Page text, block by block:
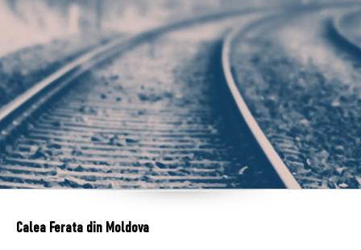
Calea Ferata din Moldova